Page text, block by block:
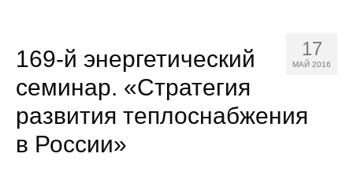
О нас
Об институте
Научные подразделения
17
МАЙ 2016
169-й энергетический
семинар. «Стратегия
развития теплоснабжения
в России»